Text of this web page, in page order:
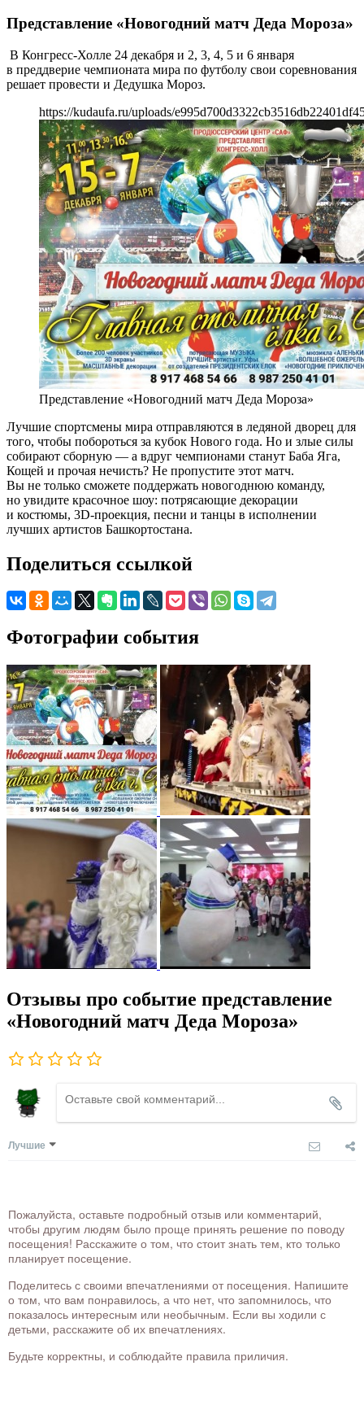
Представление «Новогодний матч Деда Мороза»
В Конгресс-Холле 24 декабря и 2, 3, 4, 5 и 6 января
в преддверие чемпионата мира по футболу свои соревнования
решает провести и Дедушка Мороз.
https://kudaufa.ru/uploads/
Представление «Новогодний матч Деда Мороза»
Лучшие спортсмены мира отправляются в ледяной дворец для
того, чтобы побороться за кубок Нового года. Но и злые силы
собирают сборную — а вдруг чемпионами станут Баба Яга,
Кощей и прочая нечисть? Не пропустите этот матч.
Вы не только сможете поддержать новогоднюю команду,
но увидите красочное шоу: потрясающие декорации
и костюмы, 3D-проекция, песни и танцы в исполнении
лучших артистов Башкортостана.
Поделиться ссылкой
Фотографии события
Отзывы про событие представление
«Новогодний матч Деда Мороза»
Лучшие
Пожалуйста, оставьте подробный отзыв или комментарий,
чтобы другим людям было проще принять решение по поводу
посещения! Расскажите о том, что стоит знать тем, кто только
планирует посещение.
Поделитесь с своими впечатлениями от посещения. Напишите
о том, что вам понравилось, а что нет, что запомнилось, что
показалось интересным или необычным. Если вы ходили с
детьми, расскажите об их впечатлениях.
Будьте корректны, и соблюдайте правила приличия.